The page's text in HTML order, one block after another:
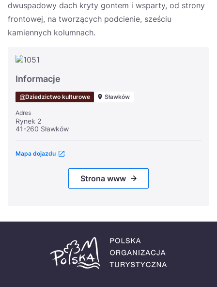
dwuspadowy dach kryty gontem i wsparty, od strony
frontowej, na tworzących podcienie, sześciu
kamiennych kolumnach.
Informacje
Dziedzictwo kulturowe Sławków
Adres
Rynek 2
41-260 Sławków
Mapa dojazdu
Strona www